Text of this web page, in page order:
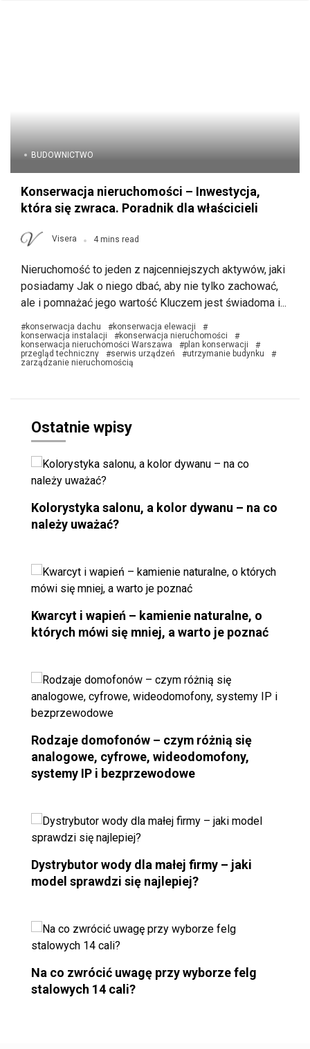
BUDOWNICTWO
Konserwacja nieruchomości – Inwestycja,
która się zwraca. Poradnik dla właścicieli
Visera 4 mins read
Nieruchomość to jeden z najcenniejszych aktywów, jaki
posiadamy Jak o niego dbać, aby nie tylko zachować,
ale i pomnażać jego wartość Kluczem jest świadoma i...
#konserwacja dachu #konserwacja elewacji
#
konserwacja instalacji
#konserwacja nieruchomości
#
konserwacja nieruchomości Warszawa
#plan konserwacji
#
przegląd techniczny
#serwis urządzeń #utrzymanie budynku
#
zarządzanie nieruchomością
Ostatnie wpisy
Kolorystyka salonu, a kolor dywanu – na co
należy uważać?
Kwarcyt i wapień – kamienie naturalne, o
których mówi się mniej, a warto je poznać
Rodzaje domofonów – czym różnią się
analogowe, cyfrowe, wideodomofony,
systemy IP i bezprzewodowe
Dystrybutor wody dla małej firmy – jaki
model sprawdzi się najlepiej?
Na co zwrócić uwagę przy wyborze felg
stalowych 14 cali?